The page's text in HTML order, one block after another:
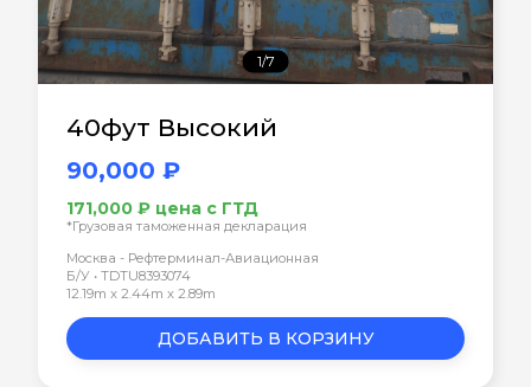
1/7
40фут Высокий
90,000 ₽
171,000 ₽ цена с ГТД
*Грузовая таможенная декларация
Москва - Рефтерминал-Авиационная
Б/У • TDTU8393074
12.19m x 2.44m x 2.89m
ДОБАВИТЬ В КОРЗИНУ